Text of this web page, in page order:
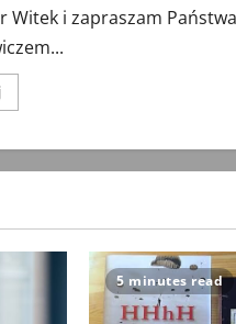
Witek i zapraszam
Przeczytaj
więcej
wywiadu
z
w
5 minutes read